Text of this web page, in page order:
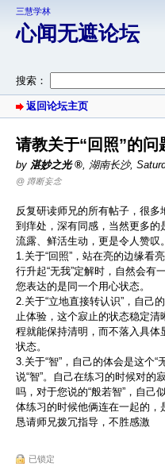
三慧学林
心闻无遮论坛
搜索：
返回论坛主页
请教关于“回照”的问
by 湛妙之光 , 湖南长沙,
@ 蹲断妄念
反复研读师兄的所有帖子，很多
到痒处，深有同感，当然更多
流露、鲜活生动，更是令人赞叹
1.关于“回照”，站在亮的边缘看
行升起“无我”定解时，自然会有
您表达的是同一个用心状态。
2.关于“立地直接转认识”，自己
止体验，这个寂止的状态稳定
程就能保持清明，而不落入具
状态。
3.关于“智”，自己的体会是这个
说“智”。自己在练习的时候对的
吗，对于您说的“般若智”，自己
体练习的时候他俩连在一起的，
恳请师兄拨冗指导，不胜感激
已锁定